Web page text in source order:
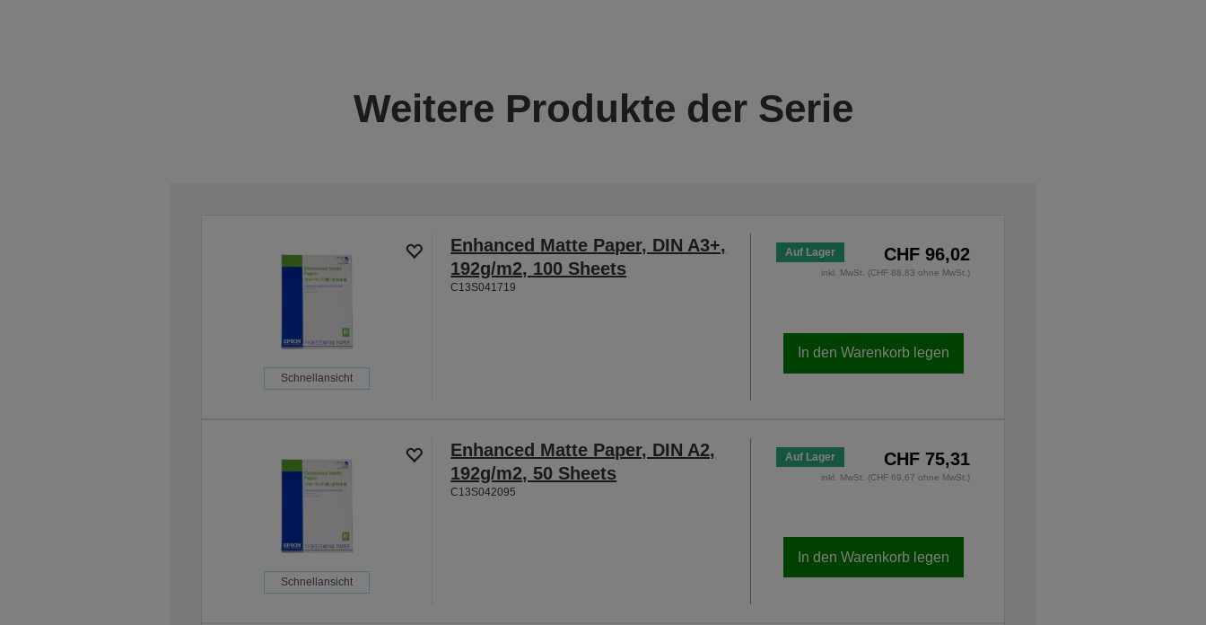
Weitere Produkte der Serie
Schnellansicht
Enhanced Matte Paper, DIN A3+,
192g/m2, 100 Sheets
C13S041719
Auf Lager CHF 96,02
inkl. MwSt. (CHF 88,83 ohne MwSt.)
In den Warenkorb legen
Schnellansicht
Enhanced Matte Paper, DIN A2,
192g/m2, 50 Sheets
C13S042095
Auf Lager CHF 75,31
inkl. MwSt. (CHF 69,67 ohne MwSt.)
In den Warenkorb legen